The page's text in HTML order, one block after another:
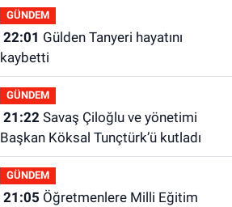
GÜNDEM
22:01
kaybetti
GÜNDEM
21:22Savaş Çiloğlu ve yönetimi
Başkan Köksal Tunçtürk’ü kutladı
GÜNDEM
21:05